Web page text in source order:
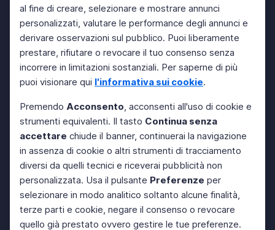
al fine di creare, selezionare e mostrare annunci
personalizzati, valutare le performance degli annunci e
derivare osservazioni sul pubblico. Puoi liberamente
prestare, rifiutare o revocare il tuo consenso senza
incorrere in limitazioni sostanziali. Per saperne di più
puoi visionare qui l'informativa sui cookie.
Premendo Acconsento, acconsenti all'uso di cookie e
strumenti equivalenti. Il tasto Continua senza
accettare chiude il banner, continuerai la navigazione
in assenza di cookie o altri strumenti di tracciamento
diversi da quelli tecnici e riceverai pubblicità non
personalizzata. Usa il pulsante Preferenze per
selezionare in modo analitico soltanto alcune finalità,
terze parti e cookie, negare il consenso o revocare
quello già prestato ovvero gestire le tue preferenze.